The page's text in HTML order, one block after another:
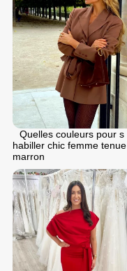
Quelles couleurs pour s
habiller chic femme tenue
marron